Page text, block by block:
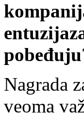
Nagrada
veoma